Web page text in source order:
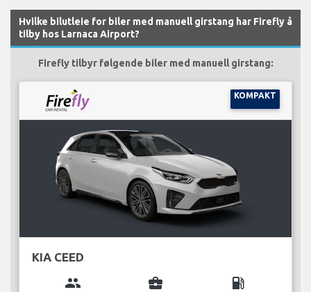
Hvilke bilutleie for biler med manuell girstang har Firefly å
tilby hos Larnaca Airport?
Firefly tilbyr følgende biler med manuell girstang:
KOMPAKT
KIA CEED
group business_center local_gas_station